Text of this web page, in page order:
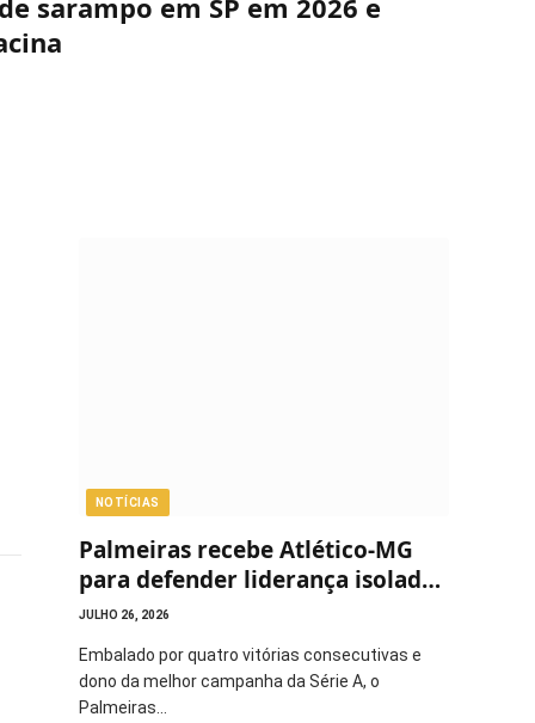
sarampo em SP em 2026 e
NOTÍCIAS
Palmeiras recebe Atlético-MG
para defender liderança isolada
do Brasileirão
JULHO 26, 2026
Embalado por quatro vitórias consecutivas e
dono da melhor campanha da Série A, o
Palmeiras…